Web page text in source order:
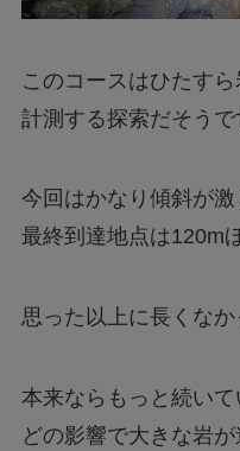
このコースはひたす
計測する探索だそうで
今回はかなり傾斜が
最終到達地点は120m
思った以上に長くなか
本来ならもっと続い
どの影響で大きな岩